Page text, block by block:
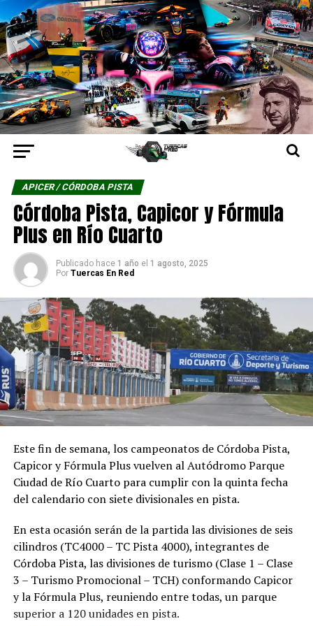
APICER / CÓRDOBA PISTA
Córdoba Pista, Capicor y Fórmula
Plus en Río Cuarto
Publicado hace 1 año el 1 agosto, 2025
Por Tuercas En Red
Este fin de semana, los campeonatos de Córdoba Pista,
Capicor y Fórmula Plus vuelven al Autódromo Parque
Ciudad de Río Cuarto para cumplir con la quinta fecha
del calendario con siete divisionales en pista.
En esta ocasión serán de la partida las divisiones de seis
cilindros (TC4000 – TC Pista 4000), integrantes de
Córdoba Pista, las divisiones de turismo (Clase 1 – Clase
3 – Turismo Promocional – TCH) conformando Capicor
y la Fórmula Plus, reuniendo entre todas, un parque
superior a 120 unidades en pista.